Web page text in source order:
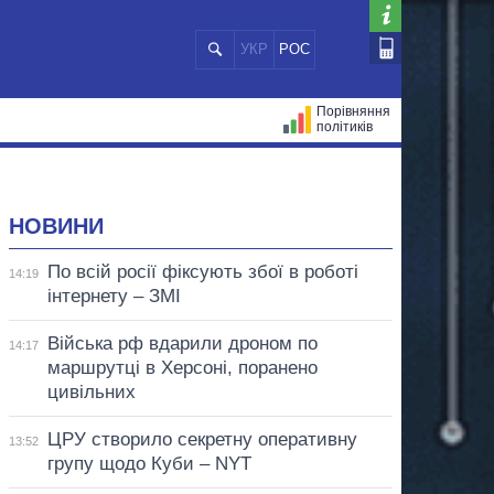
УКР РОС
Порівняння
політиків
НОВИНИ
14:19
По всій росії фіксують збої в роботі
інтернету – ЗМІ
14:17
Війська рф вдарили дроном по
маршрутці в Херсоні, поранено
цивільних
13:52
ЦРУ створило секретну оперативну
групу щодо Куби – NYT